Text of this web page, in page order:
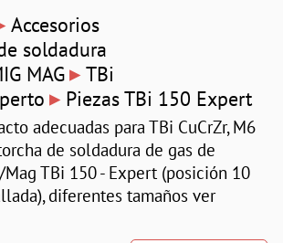
Accesorios
soldadura
MAG▸ TBi
▸ Piezas TBi 150 Expert
adecuadas para TBi CuCrZr, M6
de soldadura de gas de
TBi 150 - Expert (posición 10
diferentes tamaños ver